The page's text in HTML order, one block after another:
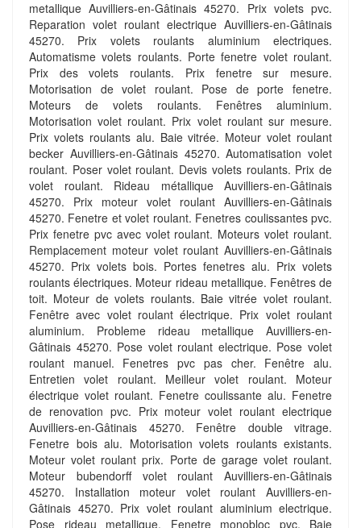
metallique Auvilliers-en-Gâtinais 45270. Prix volets pvc.
Reparation volet roulant electrique Auvilliers-en-Gâtinais
45270. Prix volets roulants aluminium electriques.
Automatisme volets roulants. Porte fenetre volet roulant.
Prix des volets roulants. Prix fenetre sur mesure.
Motorisation de volet roulant. Pose de porte fenetre.
Moteurs de volets roulants. Fenêtres aluminium.
Motorisation volet roulant. Prix volet roulant sur mesure.
Prix volets roulants alu. Baie vitrée. Moteur volet roulant
becker Auvilliers-en-Gâtinais 45270. Automatisation volet
roulant. Poser volet roulant. Devis volets roulants. Prix de
volet roulant. Rideau métallique Auvilliers-en-Gâtinais
45270. Prix moteur volet roulant Auvilliers-en-Gâtinais
45270. Fenetre et volet roulant. Fenetres coulissantes pvc.
Prix fenetre pvc avec volet roulant. Moteurs volet roulant.
Remplacement moteur volet roulant Auvilliers-en-Gâtinais
45270. Prix volets bois. Portes fenetres alu. Prix volets
roulants électriques. Moteur rideau metallique. Fenêtres de
toit. Moteur de volets roulants. Baie vitrée volet roulant.
Fenêtre avec volet roulant électrique. Prix volet roulant
aluminium. Probleme rideau metallique Auvilliers-en-
Gâtinais 45270. Pose volet roulant electrique. Pose volet
roulant manuel. Fenetres pvc pas cher. Fenêtre alu.
Entretien volet roulant. Meilleur volet roulant. Moteur
électrique volet roulant. Fenetre coulissante alu. Fenetre
de renovation pvc. Prix moteur volet roulant electrique
Auvilliers-en-Gâtinais 45270. Fenêtre double vitrage.
Fenetre bois alu. Motorisation volets roulants existants.
Moteur volet roulant prix. Porte de garage volet roulant.
Moteur bubendorff volet roulant Auvilliers-en-Gâtinais
45270. Installation moteur volet roulant Auvilliers-en-
Gâtinais 45270. Prix volet roulant aluminium electrique.
Pose rideau metallique. Fenetre monobloc pvc. Baie